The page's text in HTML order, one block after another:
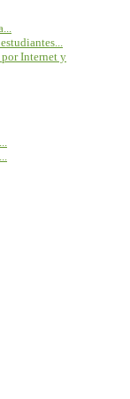
por Internet y